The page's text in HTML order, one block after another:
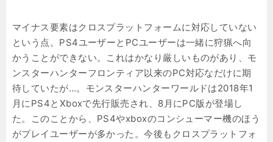
マイナス要素はクロスプラットフォームに対応していない
という点。PS4ユーザーとPCユーザーは一緒に狩猟へ向
かうことができない。これはかなり厳しいものがあり、モ
ンスターハンターフロンティア以来のPC対応なだけに期
待していたが…。モンスターハンターワールドは2018年1
月にPS4とXboxで先行販売され、8月にPC版が登場し
た。このことから、PS4やxboxのコンシューマー機のほう
がプレイユーザーが多かった。今後もクロスプラットフォ